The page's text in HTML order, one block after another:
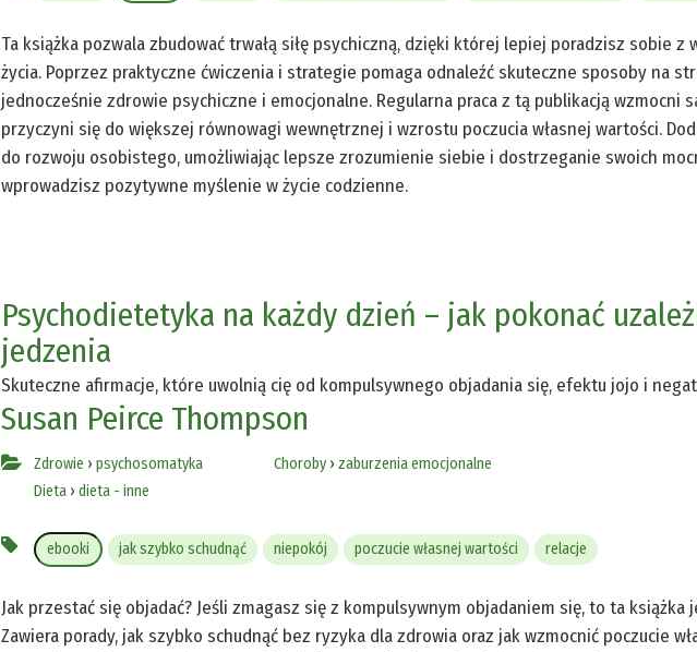
Ta książka pozwala zbudować trwałą siłę psychiczną, dzięki której lepiej poradzisz sobie z
życia. Poprzez praktyczne ćwiczenia i strategie pomaga odnaleźć skuteczne sposoby na
jednocześnie zdrowie psychiczne i emocjonalne. Regularna praca z tą publikacją wzmocni
przyczyni się do większej równowagi wewnętrznej i wzrostu poczucia własnej wartości.
do rozwoju osobistego, umożliwiając lepsze zrozumienie siebie i dostrzeganie swoich
wprowadzisz pozytywne myślenie w życie codzienne.
Psychodietetyka na każdy dzień – jak pokonać
jedzenia
Skuteczne afirmacje, które uwolnią cię od kompulsywnego objadania się, efektu jojo i
Susan Peirce Thompson
Zdrowie › psychosomatyka
Dieta› dieta - inne
Choroby› zaburzenia emocjonalne
ebooki jak szybko schudnąć niepokój poczucie własnej wartości relacje
Jak przestać się objadać? Jeśli zmagasz się z kompulsywnym objadaniem się, to ta książka
Zawiera porady, jak szybko schudnąć bez ryzyka dla zdrowia oraz jak wzmocnić poczucie